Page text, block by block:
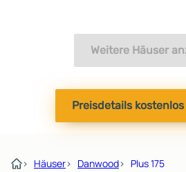
Weitere Häuser
Preisdetails
› Häuser› Danwood› Plus 175